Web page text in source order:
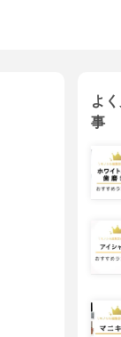
よ
事